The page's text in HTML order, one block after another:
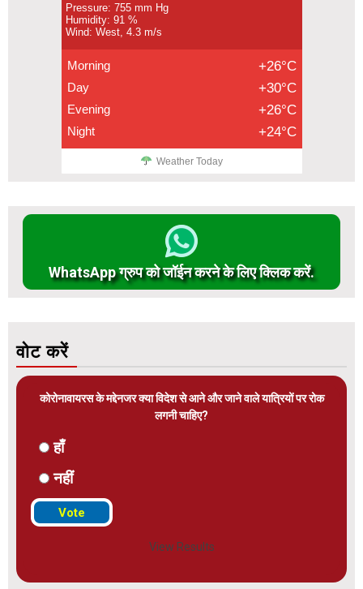
Pressure: 755 mm Hg
Humidity: 91 %
Wind: West, 4.3 m/s
Morning +26°C
Day +30°C
Evening +26°C
Night +24°C
Weather Today
WhatsApp ग्रुप को जॉईन करने के लिए क्लिक करें.
वोट करें
कोरोनावायरस के मद्देनजर क्या विदेश से आने और जाने वाले यात्रियों पर रोक
लगनी चाहिए?
हाँ
नहीं
View Results